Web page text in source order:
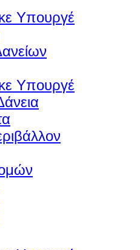
Υπουργέ
Υπουργέ